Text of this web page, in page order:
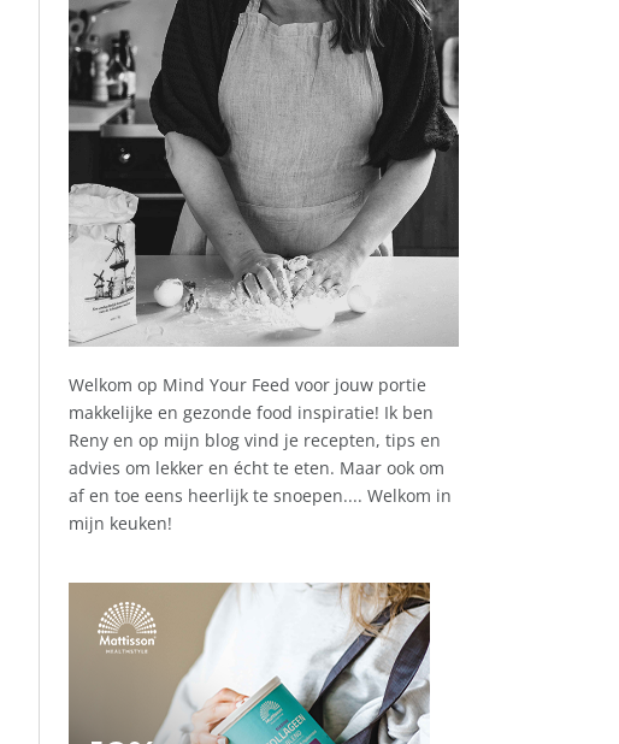
Welkom op Mind Your Feed voor jouw portie
makkelijke en gezonde food inspiratie! Ik ben
Reny en op mijn blog vind je recepten, tips en
advies om lekker en écht te eten. Maar ook om
af en toe eens heerlijk te snoepen.... Welkom in
mijn keuken!